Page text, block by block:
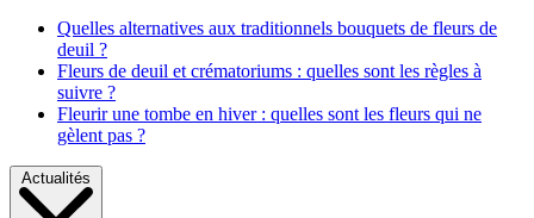
Quelles alternatives aux traditionnels bouquets de fleurs de
deuil ?
Fleurs de deuil et crématoriums : quelles sont les règles à
suivre ?
Fleurir une tombe en hiver : quelles sont les fleurs qui ne
gèlent pas ?
Actualités